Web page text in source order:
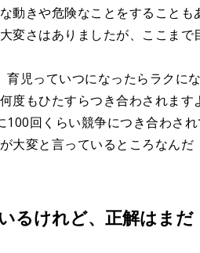
動きや危険なことをすることも
変さはありましたが、ここまで
児っていつになったらラクに
度もひたすらつき合わされます
回くらい競争につき合わされ
大変と言っているところなんだ
るけれど、正解はまだ